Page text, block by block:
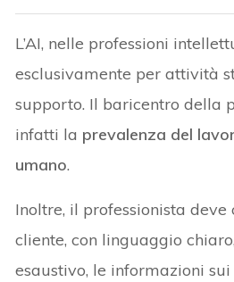
L’AI, nelle professioni
esclusivamente per attività
supporto. Il baricentro della
infatti la prevalenza del
umano.
Inoltre, il professionista deve
cliente, con linguaggio
esaustivo, le informazioni